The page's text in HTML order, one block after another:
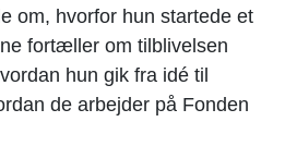
om, hvorfor hun startede et
fortæller om tilblivelsen
hun gik fra idé til
de arbejder på Fonden